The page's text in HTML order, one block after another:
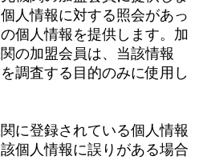
人情報に対する照会があっ
個人情報を提供します。加
の加盟会員は、当該情報
調査する目的のみに使用し
に登録されている個人情報
個人情報に誤りがある場合